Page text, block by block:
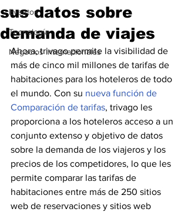
Eventos
Tecnología
Negocios Internacionales
sus datos sobre
demanda de viajes
Ahora, trivago permite la visibilidad de
más de cinco mil millones de tarifas de
habitaciones para los hoteleros de todo
el mundo. Con su nueva función de
Comparación de tarifas, trivago les
proporciona a los hoteleros acceso a un
conjunto extenso y objetivo de datos
sobre la demanda de los viajeros y los
precios de los competidores, lo que les
permite comparar las tarifas de
habitaciones entre más de 250 sitios
web de reservaciones y sitios web